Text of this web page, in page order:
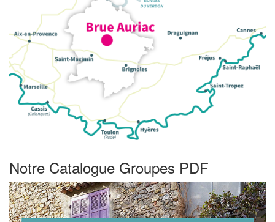
Notre Catalogue Groupes PDF